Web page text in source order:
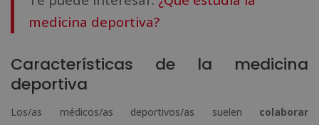
medicina deportiva?
Características de la medicina
deportiva
Los/as médicos/as deportivos/as suelen colaborar